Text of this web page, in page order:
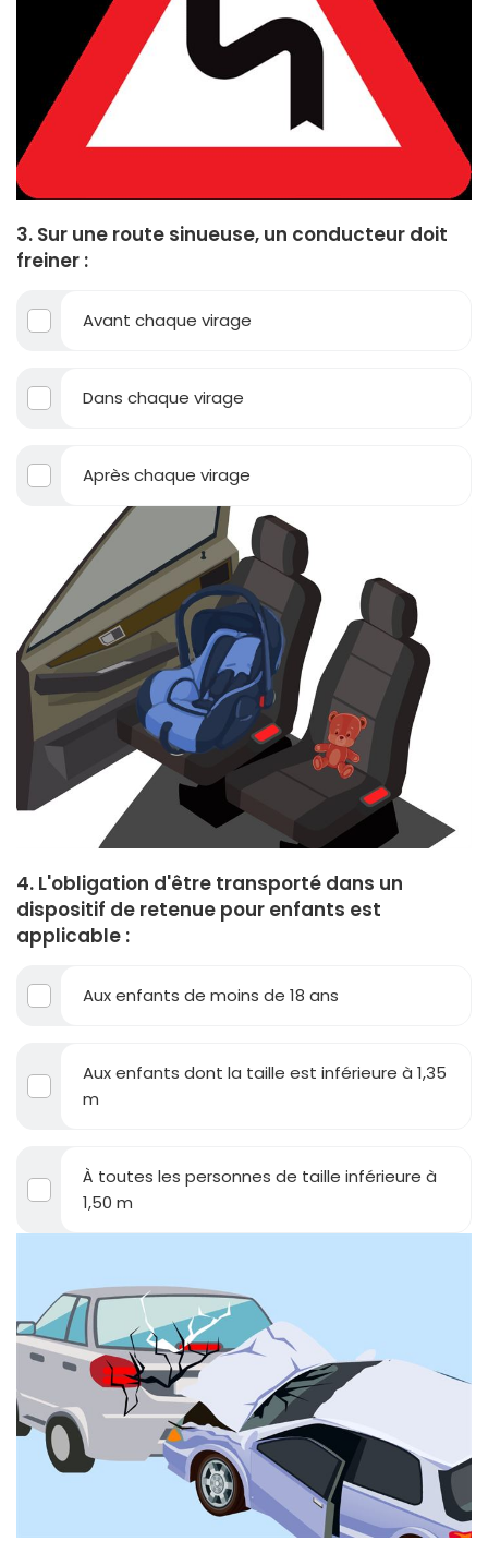
3. Sur une route sinueuse, un conducteur doit
freiner :
Avant chaque virage
Dans chaque virage
Après chaque virage
4. L'obligation d'être transporté dans un
dispositif de retenue pour enfants est
applicable :
Aux enfants de moins de 18 ans
Aux enfants dont la taille est inférieure à 1,35
m
À toutes les personnes de taille inférieure à
1,50 m